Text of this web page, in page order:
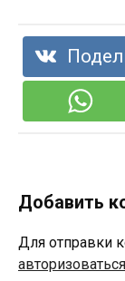
Добавить
Для отправки
авторизоваться